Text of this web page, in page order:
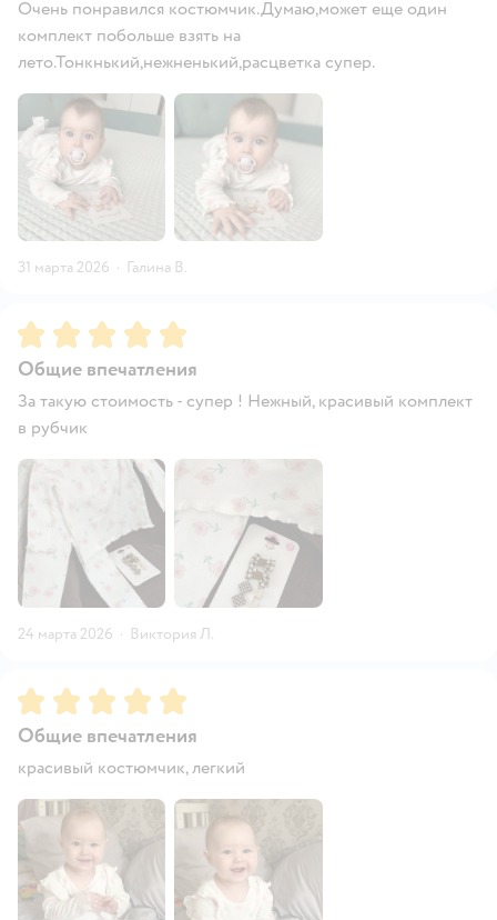
Очень понравился костюмчик.Думаю,может еще один
комплект побольше взять на
лето.Тонкнький,нежненький,расцветка супер.
31 марта 2026 · Галина В.
Рейтинг:5
Общие впечатления
За такую стоимость - супер ! Нежный, красивый комплект
в рубчик
24 марта 2026 · Виктория Л.
Рейтинг:5
Общие впечатления
красивый костюмчик, легкий